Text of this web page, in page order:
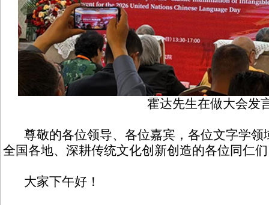
霍达先生在做大会发
尊敬的各位领导、各位嘉宾，各位文字学领
全国各地、深耕传统文化创新创造的各位同仁
大家下午好！